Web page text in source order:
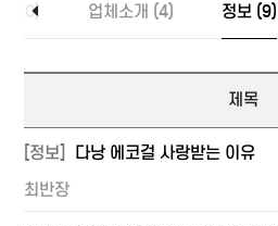
(0) 업체소개 (4) 정보 (9)
제목
[정보]
다낭 에코걸 사랑받는 이유
최반장